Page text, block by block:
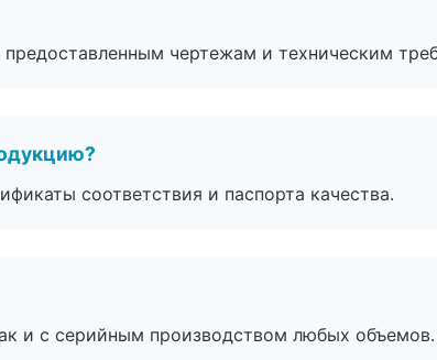
чертежам и техническим
соответствия и паспорта качества.
и с серийным производством любых объемов.